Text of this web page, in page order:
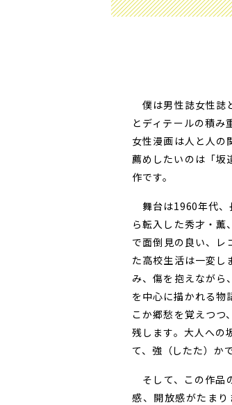
僕は男性誌女性誌
とディテールの積み
女性漫画は人と人の
薦めしたいのは「坂
作です。
舞台は1960年代、
ら転入した秀才・薫
で面倒見の良い、レ
た高校生活は一変し
み、傷を抱えながら
を中心に描かれる物
こか郷愁を覚えつつ
残します。大人への
て、強（したた）か
そして、この作品
感、開放感がたま